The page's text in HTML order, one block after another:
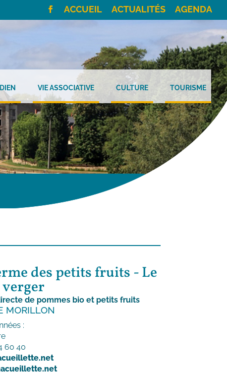
ACCUEIL ACTUALITÉS AGENDA
VIE ASSOCIATIVE CULTURE TOURISME
des petits fruits - Le
de pommes bio et petits fruits
MORILLON
:
60 40